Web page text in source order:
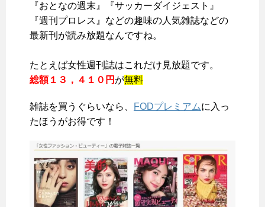
『おとなの週末』『サッカーダイジェスト』
『週刊プロレス』などの趣味の人気雑誌などの
最新刊が読み放題なんですね。
たとえば女性週刊誌はこれだけ見放題です。
総額１３，４１０円 が無料
雑誌を買うぐらいなら、 FODプレミアムに入っ
たほうがお得です！